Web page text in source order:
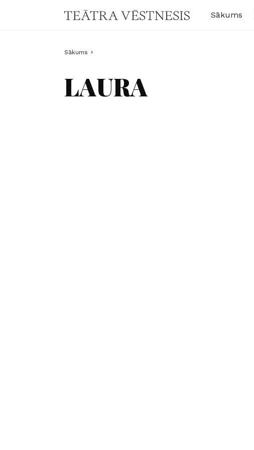
Sākums
Sākums
LAURA